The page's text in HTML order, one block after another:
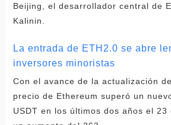
Beijing, el desarrollador central de
Kalinin.
La entrada de ETH2.0 se abre
inversores minoristas
Con el avance de la actualización
precio de Ethereum superó un
USDT en los últimos dos años el 23